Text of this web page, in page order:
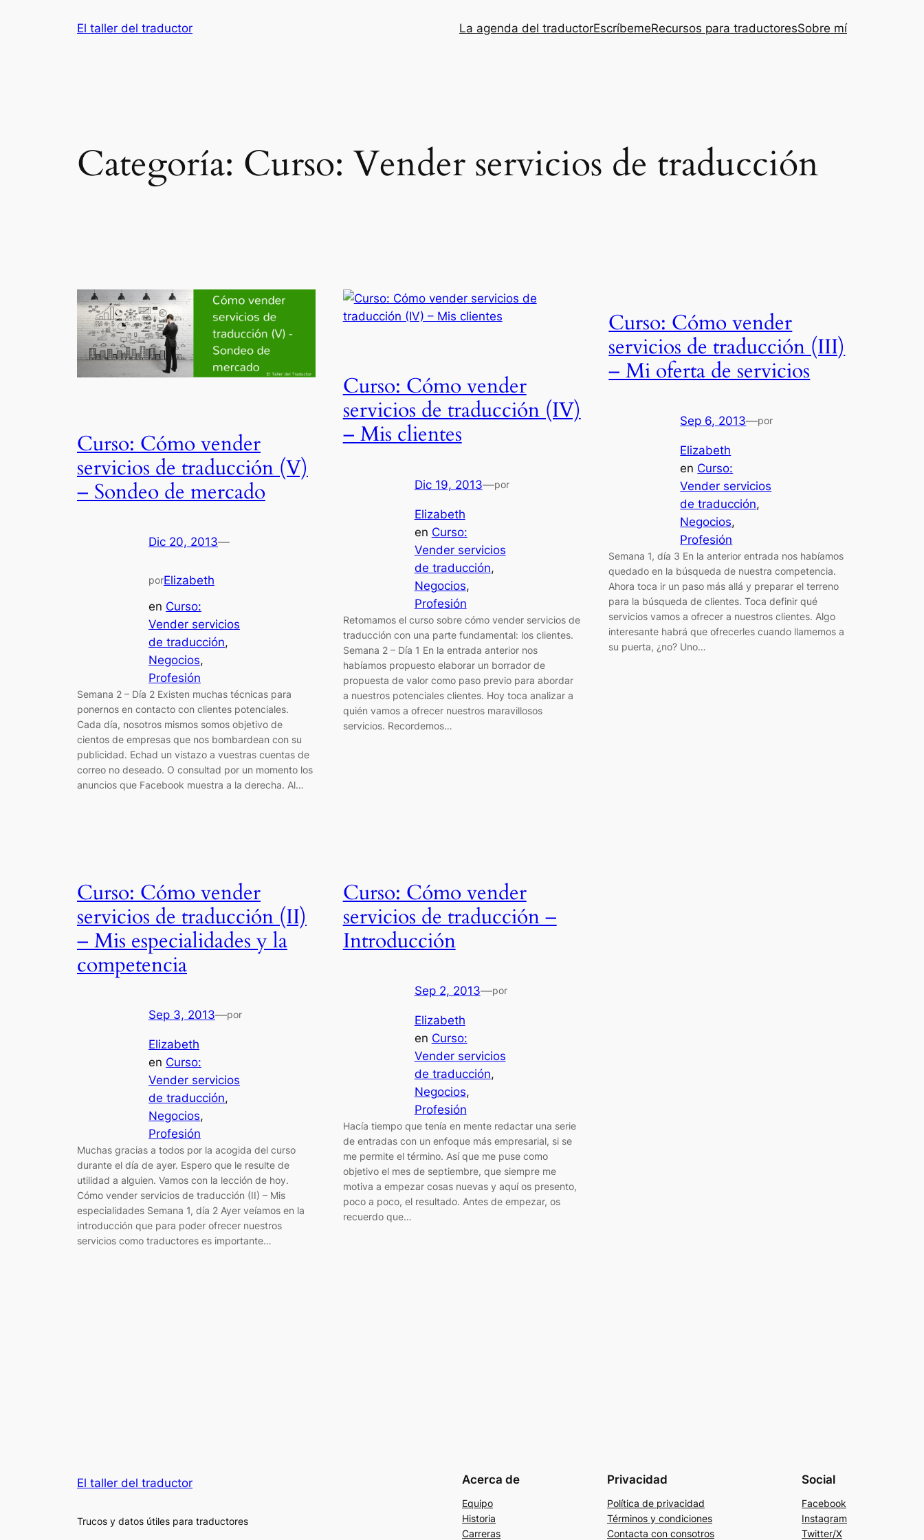
El taller del traductor La agenda del traductorEscríbemeRecursos para traductoresSobre mí
Categoría: Curso: Vender servicios de traducción
Curso: Cómo vender
servicios de traducción (V)
– Sondeo de mercado
Dic 20, 2013—
porElizabeth
en Curso:
Vender servicios
de traducción
Negocios
Profesión
Semana 2 – Día 2 Existen muchas técnicas para
ponernos en contacto con clientes potenciales.
Cada día, nosotros mismos somos objetivo de
cientos de empresas que nos bombardean con su
publicidad. Echad un vistazo a vuestras cuentas de
correo no deseado. O consultad por un momento los
anuncios que Facebook muestra a la derecha. Al…
Curso: Cómo vender
servicios de traducción (IV)
– Mis clientes
Dic 19, 2013—por
Elizabeth
en Curso:
Vender servicios
de traducción
Negocios
Profesión
Retomamos el curso sobre cómo vender servicios de
traducción con una parte fundamental: los clientes.
Semana 2 – Día 1 En la entrada anterior nos
habíamos propuesto elaborar un borrador de
propuesta de valor como paso previo para abordar
a nuestros potenciales clientes. Hoy toca analizar a
quién vamos a ofrecer nuestros maravillosos
servicios. Recordemos…
Curso: Cómo vender
servicios de traducción (III)
– Mi oferta de servicios
Sep 6, 2013—por
Elizabeth
en Curso:
Vender servicios
de traducción
Negocios
Profesión
Semana 1, día 3 En la anterior entrada nos habíamos
quedado en la búsqueda de nuestra competencia.
Ahora toca ir un paso más allá y preparar el terreno
para la búsqueda de clientes. Toca definir qué
servicios vamos a ofrecer a nuestros clientes. Algo
interesante habrá que ofrecerles cuando llamemos a
su puerta, ¿no? Uno…
Curso: Cómo vender
servicios de traducción (II)
– Mis especialidades y la
competencia
Sep 3, 2013—por
Elizabeth
en Curso:
Vender servicios
de traducción
Negocios
Profesión
Muchas gracias a todos por la acogida del curso
durante el día de ayer. Espero que le resulte de
utilidad a alguien. Vamos con la lección de hoy.
Cómo vender servicios de traducción (II) – Mis
especialidades Semana 1, día 2 Ayer veíamos en la
introducción que para poder ofrecer nuestros
servicios como traductores es importante…
Curso: Cómo vender
servicios de traducción –
Introducción
Sep 2, 2013—por
Elizabeth
en Curso:
Vender servicios
de traducción
Negocios
Profesión
Hacía tiempo que tenía en mente redactar una serie
de entradas con un enfoque más empresarial, si se
me permite el término. Así que me puse como
objetivo el mes de septiembre, que siempre me
motiva a empezar cosas nuevas y aquí os presento,
poco a poco, el resultado. Antes de empezar, os
recuerdo que…
El taller del traductor
Trucos y datos útiles para traductores
Acerca de
Equipo
Historia
Carreras
Privacidad
Política de privacidad
Términos y condiciones
Contacta con consotros
Social
Facebook
Instagram
Twitter/X